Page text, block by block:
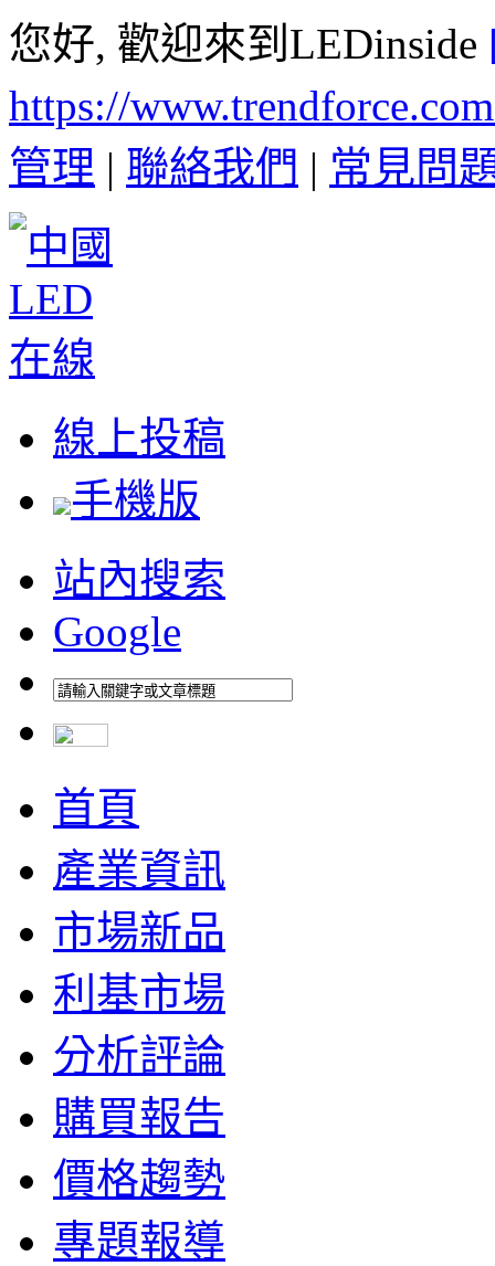
您好, 歡迎來到LEDinside
https://
管理 | 聯絡我們 | 常見問
線上投稿
手機版
站內搜索
Google
首頁
產業資訊
市場新品
利基市場
分析評論
購買報告
價格趨勢
專題報導